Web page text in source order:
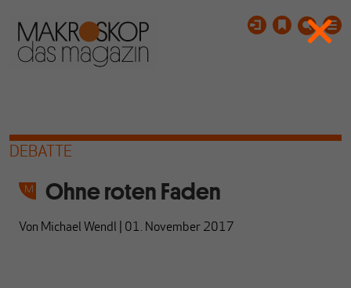
DEBATTE
Ohne roten Faden
Von Michael Wendl 01. November 2017